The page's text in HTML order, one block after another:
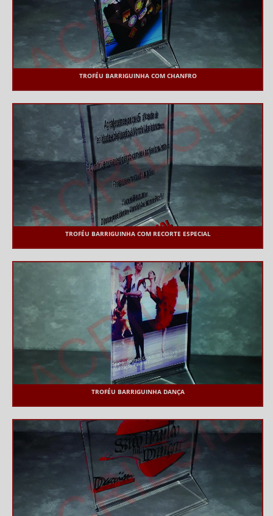
TROFÉU BARRIGUINHA COM CHANFRO
TROFÉU BARRIGUINHA COM RECORTE ESPECIAL
TROFÉU BARRIGUINHA DANÇA